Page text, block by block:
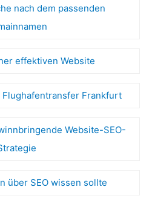
nach dem passenden
effektiven Website
Frankfurt
Website-SEO-
über SEO wissen sollte